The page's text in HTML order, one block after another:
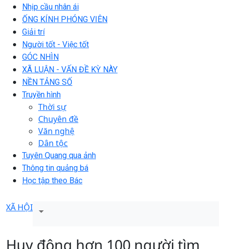
Nhịp cầu nhân ái
ỐNG KÍNH PHÓNG VIÊN
Giải trí
Người tốt - Việc tốt
GÓC NHÌN
XÃ LUẬN - VẤN ĐỀ KỲ NÀY
NỀN TẢNG SỐ
Truyền hình
Thời sự
Chuyên đề
Văn nghệ
Dân tộc
Tuyên Quang qua ảnh
Thông tin quảng bá
Học tập theo Bác
XÃ HỘI
Huy động hơn 100 người tìm